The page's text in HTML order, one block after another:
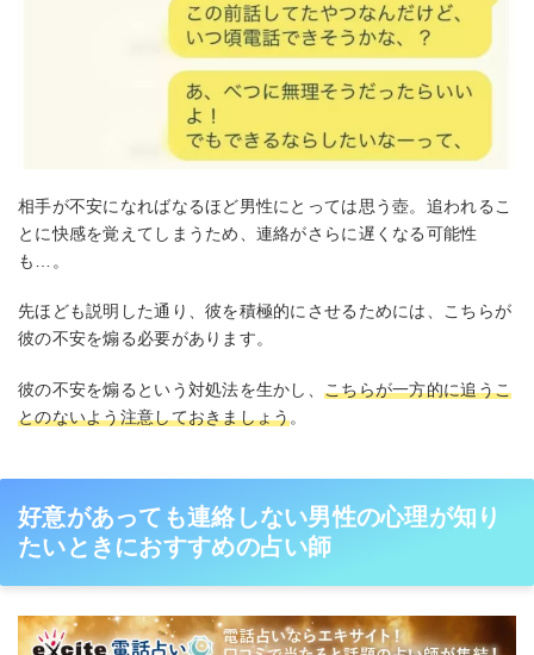
相手が不安になればなるほど男性にとっては思う壺。追われるこ
とに快感を覚えてしまうため、連絡がさらに遅くなる可能性
も…。
先ほども説明した通り、彼を積極的にさせるためには、こちらが
彼の不安を煽る必要があります。
彼の不安を煽るという対処法を生かし、こちらが一方的に追うこ
とのないよう注意しておきましょう。
好意があっても連絡しない男性の心理が知り
たいときにおすすめの占い師